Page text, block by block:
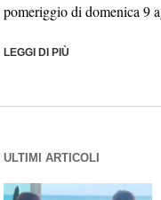
pomeriggio di domenica 9
LEGGI DI PIÙ
ULTIMI ARTICOLI